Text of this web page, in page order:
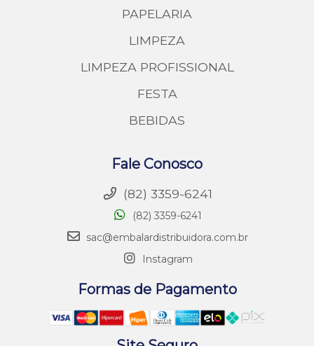
PAPELARIA
LIMPEZA
LIMPEZA PROFISSIONAL
FESTA
BEBIDAS
Fale Conosco
(82) 3359-6241
(82) 3359-6241
sac@embalardistribuidora.com.br
Instagram
Formas de Pagamento